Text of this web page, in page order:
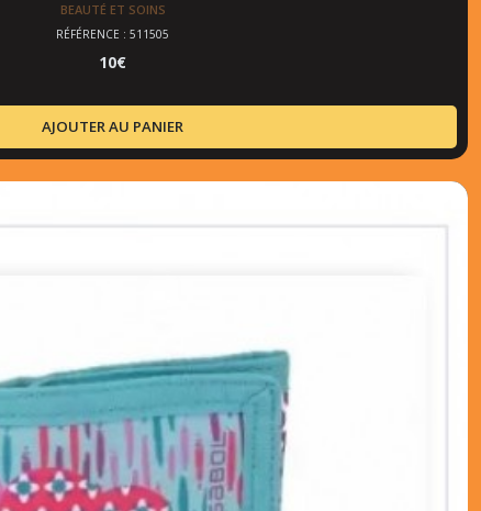
BEAUTÉ ET SOINS
RÉFÉRENCE : 511505
10€
AJOUTER AU PANIER